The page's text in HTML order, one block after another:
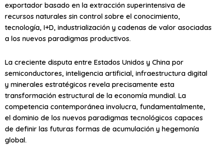
exportador basado en la extracción superintensiva de
recursos naturales sin control sobre el conocimiento,
tecnología, I+D, industrialización y cadenas de valor asociadas
a los nuevos paradigmas productivos.
La creciente disputa entre Estados Unidos y China por
semiconductores, inteligencia artificial, infraestructura digital
y minerales estratégicos revela precisamente esta
transformación estructural de la economía mundial. La
competencia contemporánea involucra, fundamentalmente,
el dominio de los nuevos paradigmas tecnológicos capaces
de definir las futuras formas de acumulación y hegemonía
global.